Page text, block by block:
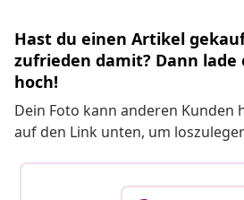
Hast du einen Artikel
zufrieden damit? Dann lade
hoch!
Dein Foto kann anderen Kunden
auf den Link unten, um